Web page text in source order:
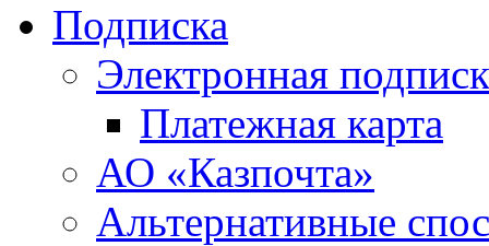
Подписка
Электронная
Платежная карта
АО «Казпочта»
Альтернативные